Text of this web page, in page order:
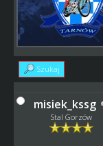
Szukaj
misiek_kssg
Stal Gorzów